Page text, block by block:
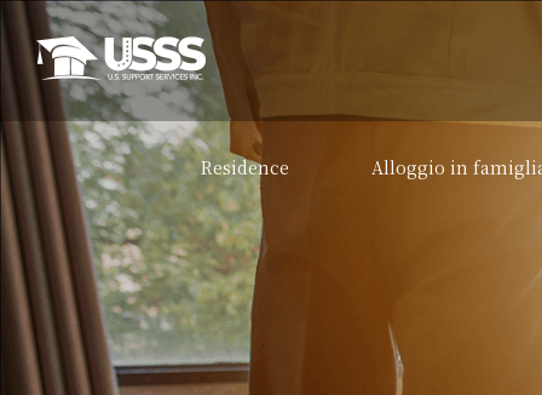
Residence Alloggio in